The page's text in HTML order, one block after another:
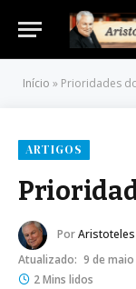
Início » Prioridades
ARTIGOS
Por
Atualizado: 9 de
2 Mins lidos